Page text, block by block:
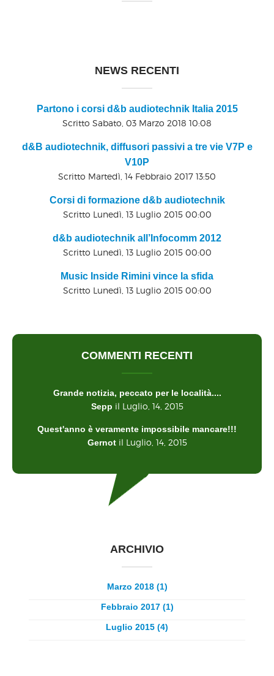
NEWS RECENTI
Partono i corsi d&b audiotechnik Italia 2015
Scritto Sabato, 03 Marzo 2018 10:08
d&B audiotechnik, diffusori passivi a tre vie V7P e
V10P
Scritto Martedì, 14 Febbraio 2017 13:50
Corsi di formazione d&b audiotechnik
Scritto Lunedì, 13 Luglio 2015 00:00
d&b audiotechnik all’Infocomm 2012
Scritto Lunedì, 13 Luglio 2015 00:00
Music Inside Rimini vince la sfida
Scritto Lunedì, 13 Luglio 2015 00:00
COMMENTI RECENTI
Grande notizia, peccato per le località....
Sepp il Luglio, 14, 2015
Quest'anno è veramente impossibile mancare!!!
Gernot il Luglio, 14, 2015
ARCHIVIO
Marzo 2018 (1)
Febbraio 2017 (1)
Luglio 2015 (4)